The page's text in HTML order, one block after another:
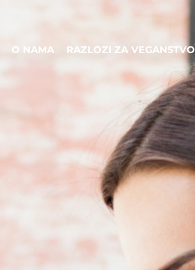
RAZLOZI ZA VEGANSTVO
O NAMA RAZLOZI ZA VEGANSTVO